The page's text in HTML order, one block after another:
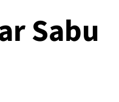
Sabu